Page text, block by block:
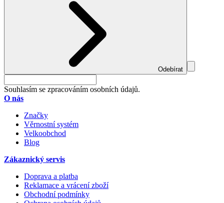
Odebírat
Souhlasím se zpracováním osobních údajů.
O nás
Značky
Věrnostní systém
Velkoobchod
Blog
Zákaznický servis
Doprava a platba
Reklamace a vrácení zboží
Obchodní podmínky